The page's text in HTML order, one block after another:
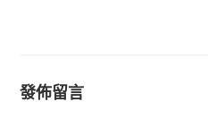
發佈留言